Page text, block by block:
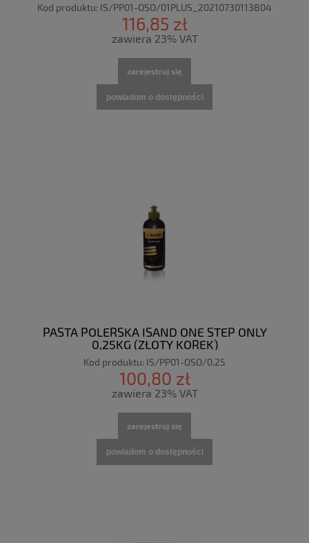
Kod produktu: IS/PP01-OSO/01PLUS_20210730113804
116,85 zł
zawiera 23% VAT
zarejestruj się
powiadom o dostępności
PASTA POLERSKA ISAND ONE STEP ONLY
0,25KG (ZŁOTY KOREK)
Kod produktu: IS/PP01-OSO/0.25
100,80 zł
zawiera 23% VAT
zarejestruj się
powiadom o dostępności